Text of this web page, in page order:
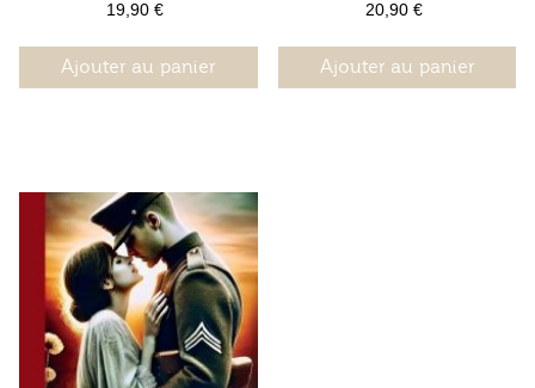
19,90 €
Ajouter au panier
20,90 €
Ajouter au panier